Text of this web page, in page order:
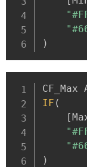
)
CF_Max
IF (
[
)